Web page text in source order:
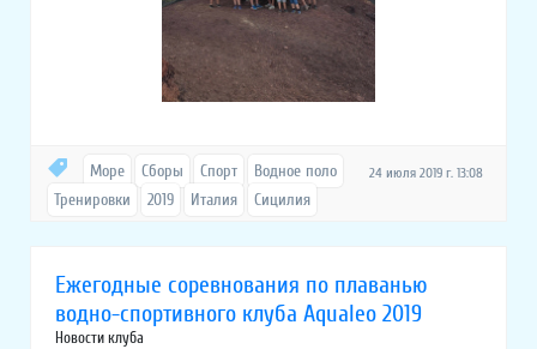
24 июля 2019 г. 13:08
Море Сборы Спорт
Водное поло
Тренировки
2019 Италия Сицилия
Ежегодные соревнования по плаванью
водно-спортивного клуба Aqualeo 2019
Новости клуба